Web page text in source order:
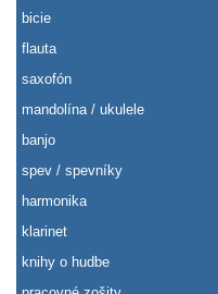
bicie
flauta
saxofón
mandolína / ukulele
banjo
spev / spevníky
harmonika
klarinet
knihy o hudbe